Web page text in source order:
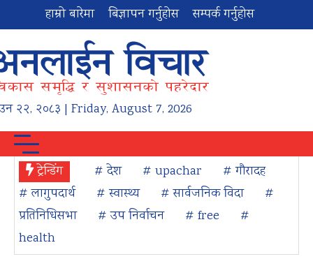
हाम्रो बारेमा बिज्ञापन गर्नुहोस सम्पर्क गर्नुहोस
२२, २०८३ | Friday, August 7, 2026
ट्रेन्डिंग # देश # upachar
# गौरादह
# लागुपदार्थ
# स्वास्थ्य # सार्वजनिक विदा
#
प्रतिनिधिसभा
# उप निर्वाचन # free
#
health